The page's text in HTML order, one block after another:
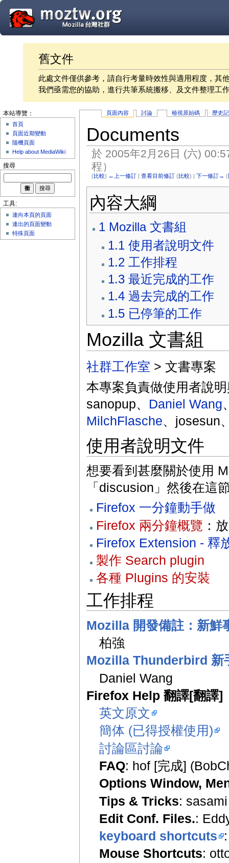
舊文件
此處文件僅供參考，請自行考量時效性與適用程度，其
我們亟需您的協助，進行共筆系統搬移、及文件整理工
頁面內容 討論 檢視原始碼 歷史
Documents
於 2005年2月26日 (六)
程）
(比較) ←上一修訂 |查看目前修訂 (比較) |下一修訂→ (
內容大綱
1 Mozilla 文書組
1.1 使用者說明文件
1.2 工作排程
1.3 最近完成的工作
1.4 過去完成的工作
1.5 已停筆的工作
Mozilla 文書組
社群工作室 > 文書專案
本專案負責做使用者說
sanopup、 Daniel Wang
MilchFlasche 、josesun
使用者說明文件
想要看到甚麼關於使用
「discusion」然後在這
Firefox 一分鐘動手做
Firefox 兩分鐘概覽 ：
Firefox Extension - 釋
製作 Search plugin
各種 Plugins 的安裝
工作排程
Mozilla 開發備註：新鮮
柏強
Mozilla Thunderbird 新
Daniel Wang
Firefox Help 翻譯[翻譯]
英文原文
簡体 (已得授權使用)
討論區討論
FAQ: hof [完成]
Options Window,
Tips & Tricks: sasami
Edit Conf. Files.:
keyboard shortcuts
Mouse Shortcuts:
本站導覽：
首頁
頁面近期變動
隨機頁面
Help about MediaWiki
搜尋
工具:
連向本頁的頁面
連出的頁面變動
特殊頁面